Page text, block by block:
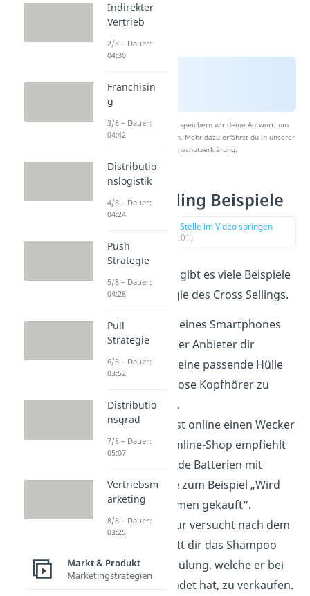
Nach Beantwortung speichern wir deine Antwort, um
Studyflix zu verbessern. Mehr dazu erfährst du in unserer
Datenschutzerklärung
Cross Selling Beispiele
zur Stelle im Video springen
(01:01)
In der Realität gibt es viele Beispiele
für die Strategie des Cross Sellings.
Beim Kauf eines Smartphones
versucht der Anbieter dir
zusätzlich eine passende Hülle
und kabellose Kopfhörer zu
verkaufen.
Du bestellst online einen Wecker
und der Online-Shop empfiehlt
dir passende Batterien mit
Sätzen wie zum Beispiel „Wird
oft zusammen gekauft“.
Dein Friseur versucht nach dem
Haarschnitt dir das Shampoo
und die Spülung, welche er bei
dir verwendet hat, zu verkaufen.
Indirekter
Vertrieb
2/8 – Dauer:
04:30
Franchisin
g
3/8 – Dauer:
04:42
Distributio
nslogistik
4/8 – Dauer:
04:24
Push
Strategie
5/8 – Dauer:
04:28
Pull
Strategie
6/8 – Dauer:
03:52
Distributio
nsgrad
7/8 – Dauer:
05:07
Vertriebsm
arketing
8/8 – Dauer:
03:25
Markt & Produkt
Marketingstrategien